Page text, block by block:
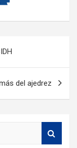
del ajedrez